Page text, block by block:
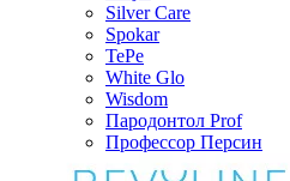
Silver Care
Spokar
TePe
White Glo
Wisdom
Пародонтол Prof
Профессор Персин